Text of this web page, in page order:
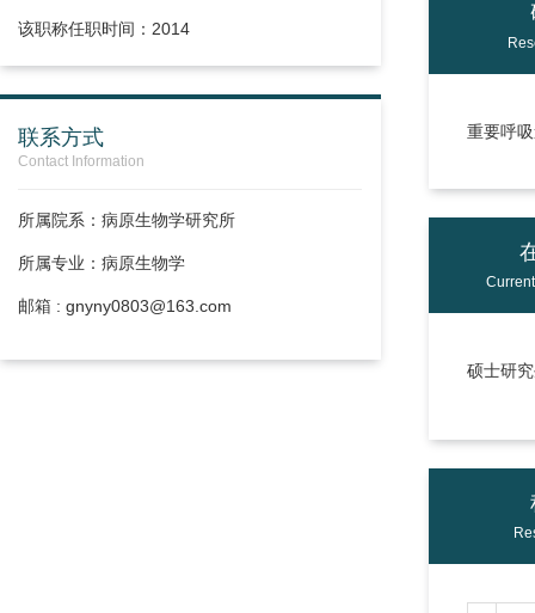
该职称任职时间：2014
联系方式
Contact Information
所属院系：病原生物学研究所
所属专业：病原生物学
邮箱 : gnyny0803@163.com
重要呼
硕士研